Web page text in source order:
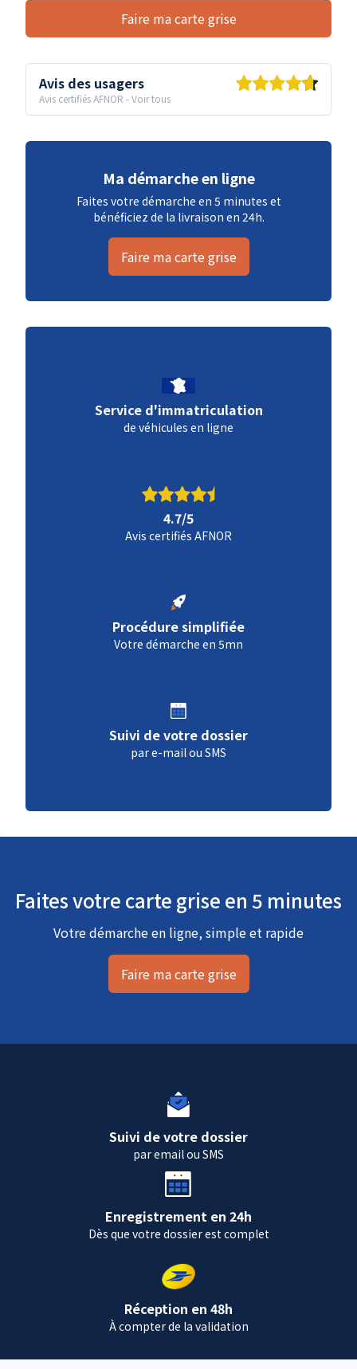
Faire ma carte grise
Avis des usagers
Avis certifiés AFNOR -Voir tous
Ma démarche en ligne
Faites votre démarche en 5 minutes et
bénéficiez de la livraison en 24h.
Faire ma carte grise
Service d'immatriculation
de véhicules en ligne
4.7/5
Avis certifiés AFNOR
Procédure simplifiée
Votre démarche en 5mn
Suivi de votre dossier
par e-mail ou SMS
Faites votre carte grise en 5 minutes
Votre démarche en ligne, simple et rapide
Faire ma carte grise
Suivi de votre dossier
par email ou SMS
Enregistrement en 24h
Dès que votre dossier est complet
Réception en 48h
À compter de la validation